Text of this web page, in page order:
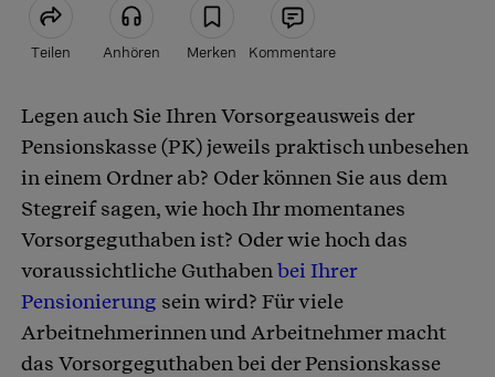
Teilen Anhören Merken Kommentare
Artikel teilen
Legen auch Sie Ihren Vorsorgeausweis der
Pensionskasse (PK) jeweils praktisch unbesehen
in einem Ordner ab? Oder können Sie aus dem
Stegreif sagen, wie hoch Ihr momentanes
Vorsorgeguthaben ist? Oder wie hoch das
voraussichtliche Guthabenbei Ihrer
Pensionierung sein wird? Für viele
Arbeitnehmerinnen und Arbeitnehmer macht
das Vorsorgeguthaben bei der Pensionskasse